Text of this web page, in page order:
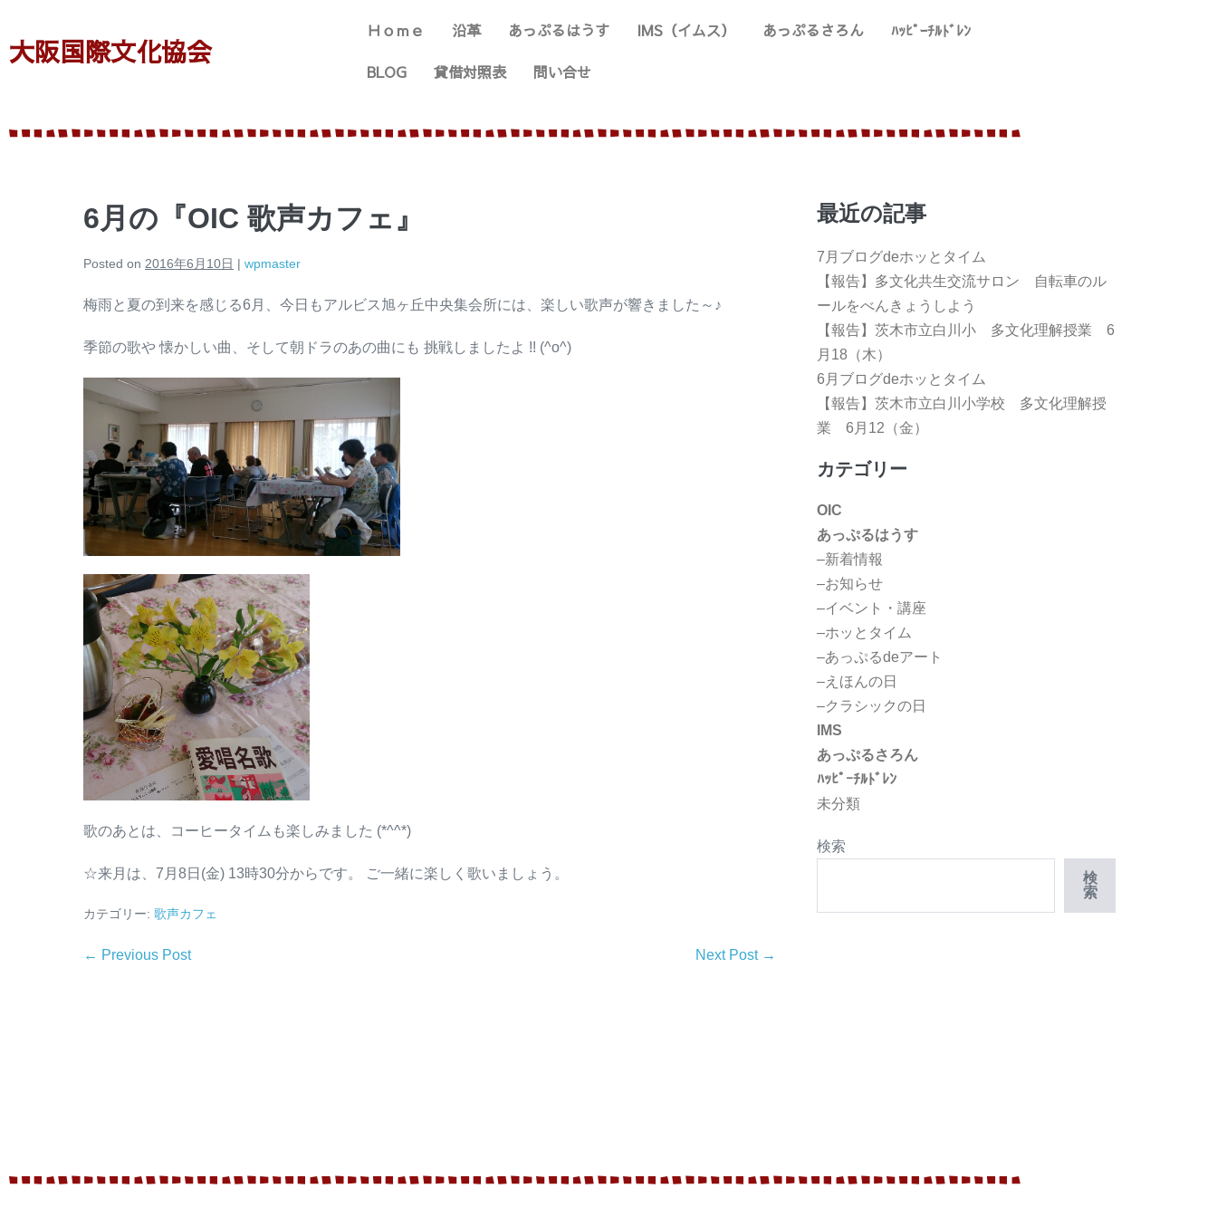
大阪国際文化協会
Ｈｏｍｅ 沿革 あっぷるはうす IMS（イムス） あっぷるさろん ﾊｯﾋﾟｰﾁﾙﾄﾞﾚﾝ
BLOG 貸借対照表 問い合せ
6月の『OIC 歌声カフェ』
Posted on 2016年6月10日 | wpmaster
梅雨と夏の到来を感じる6月、今日もアルビス旭ヶ丘中央集会所には、楽しい歌声が響きました～♪
季節の歌や 懐かしい曲、そして朝ドラのあの曲にも 挑戦しましたよ !! (^o^)
歌のあとは、コーヒータイムも楽しみました (*^^*)
☆来月は、7月8日(金) 13時30分からです。 ご一緒に楽しく歌いましょう。
カテゴリー: 歌声カフェ
← Previous Post Next Post →
最近の記事
7月ブログdeホッとタイム
【報告】多文化共生交流サロン 自転車のル
ールをべんきょうしよう
【報告】茨木市立白川小 多文化理解授業 6
月18（木）
6月ブログdeホッとタイム
【報告】茨木市立白川小学校 多文化理解授
業 6月12（金）
カテゴリー
OIC
あっぷるはうす
–新着情報
–お知らせ
–イベント・講座
–ホッとタイム
–あっぷるdeアート
–えほんの日
–クラシックの日
IMS
あっぷるさろん
ﾊｯﾋﾟｰﾁﾙﾄﾞﾚﾝ
未分類
検索
検
索